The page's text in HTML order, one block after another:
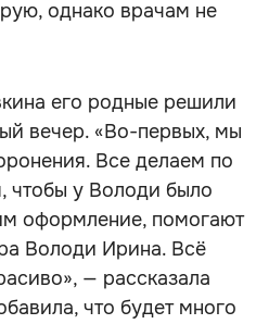
однако врачам не
его родные решили
вечер. «Во-первых, мы
Все делаем по
чтобы у Володи было
оформление, помогают
Володи Ирина. Всё
— рассказала
что будет много